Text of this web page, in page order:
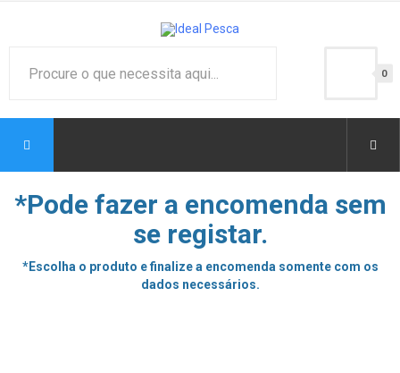
0
*Pode fazer a encomenda sem
se registar.
*Escolha o produto e finalize a encomenda somente com os
dados necessários.